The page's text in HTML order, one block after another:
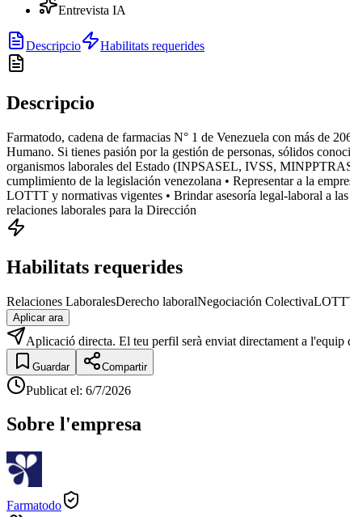
Entrevista IA
Descripcio Habilitats requerides
Descripcio
Farmatodo, cadena de farmacias N° 1 de Venezuela con más de
Humano. Si tienes pasión por la gestión de personas, sólidos
organismos laborales del Estado (INPSASEL, IVSS,
cumplimiento de la legislación venezolana • Representar a la
LOTTT y normativas vigentes • Brindar asesoría legal-laboral a
relaciones laborales para la Dirección
Habilitats requerides
Relaciones LaboralesDerecho laboralNegociación Colectiva
Aplicar ara
Aplicació directa. El teu perfil serà enviat directament a l'equip
Guardar Compartir
Publicat el: 6/7/2026
Sobre l'empresa
Farmatodo